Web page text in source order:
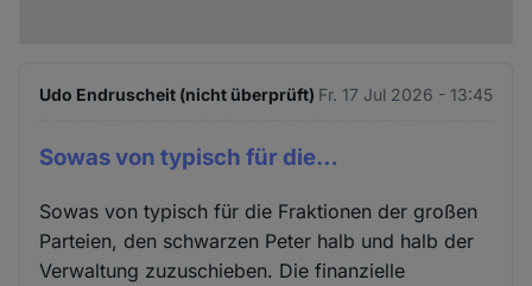
Udo Endruscheit (nicht überprüft) Fr. 17 Jul 2026 - 13:45
Sowas von typisch für die…
Sowas von typisch für die Fraktionen der großen
Parteien, den schwarzen Peter halb und halb der
Verwaltung zuzuschieben. Die finanzielle